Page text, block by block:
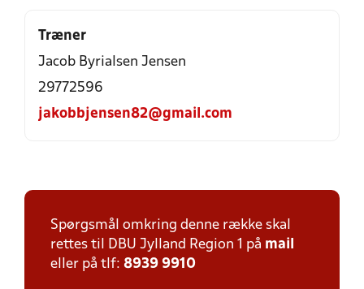
Træner
Jacob Byrialsen Jensen
29772596
jakobbjensen82@gmail.com
Spørgsmål omkring denne række skal
rettes til DBU Jylland Region 1 på mail
eller på tlf: 8939 9910